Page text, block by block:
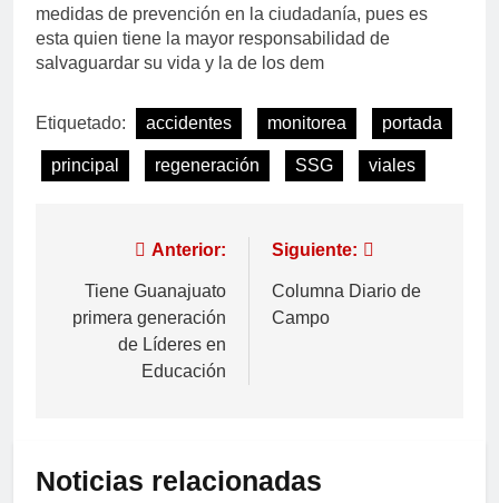
medidas de prevención en la ciudadanía, pues es
esta quien tiene la mayor responsabilidad de
salvaguardar su vida y la de los dem
Etiquetado: accidentes monitorea portada
principal regeneración SSG viales
Anterior:
Tiene Guanajuato
primera generación
de Líderes en
Educación
Siguiente:
Columna Diario de
Campo
Noticias relacionadas